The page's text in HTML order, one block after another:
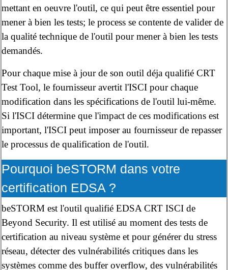
mettant en oeuvre l'outil, ce qui peut être essentiel pour
mener à bien les tests; le process se contente de valider de
la qualité technique de l'outil pour mener à bien les tests
demandés.
Pour chaque mise à jour de son outil déja qualifié CRT
Test Tool, le fournisseur avertit l'ISCI pour chaque
modification dans les spécifications de l'outil lui-même.
Si l'ISCI détermine que l'impact de ces modifications est
important, l'ISCI peut imposer au fournisseur de repasser
le processus de qualification de l'outil.
Pourquoi beSTORM dans votre
certification EDSA ?
beSTORM est l'outil qualifié EDSA CRT ISCI de
Beyond Security. Il est utilisé au moment des tests de
certification au niveau système et pour générer du stress
réseau, détecter des vulnérabilités critiques dans les
systèmes comme des buffer overflow, des vulnérabilités